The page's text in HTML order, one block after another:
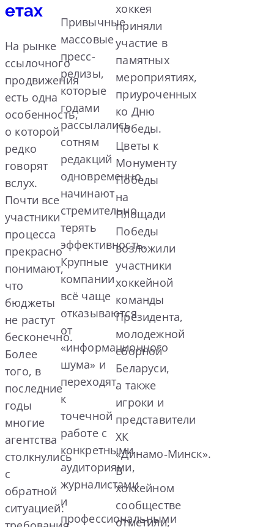
етах
На рынке
ссылочного
продвижения
есть одна
особенность,
о которой
редко
говорят
вслух.
Почти все
участники
процесса
прекрасно
понимают,
что
бюджеты
не растут
бесконечно.
Более
того, в
последние
годы
многие
агентства
столкнулись
с
обратной
ситуацией:
Привычные
массовые
пресс-
релизы,
которые
годами
рассылались
сотням
редакций
одновременно,
начинают
стремительно
терять
эффективность.
Крупные
компании
всё чаще
отказываются
от
«информационного
шума» и
переходят
к
точечной
работе с
конкретными
аудиториями,
журналистами
и
профессиональными
хоккея
приняли
участие в
памятных
мероприятиях,
приуроченных
ко Дню
Победы.
Цветы к
Монументу
Победы
на
Площади
Победы
возложили
участники
хоккейной
команды
Президента,
молодежной
сборной
Беларуси,
а также
игроки и
представители
ХК
«Динамо‑Минск».
В
хоккейном
сообществе
отметили,